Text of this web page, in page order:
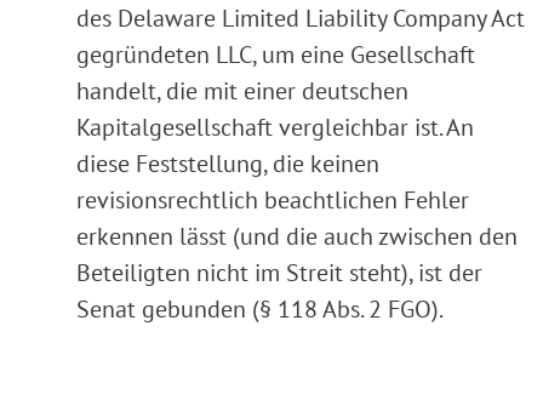
des Delaware Limited Liability Company Act
gegründeten LLC, um eine Gesellschaft
handelt, die mit einer deutschen
Kapitalgesellschaft vergleichbar ist. An
diese Feststellung, die keinen
revisionsrechtlich beachtlichen Fehler
erkennen lässt (und die auch zwischen den
Beteiligten nicht im Streit steht), ist der
Senat gebunden (§ 118 Abs. 2 FGO).